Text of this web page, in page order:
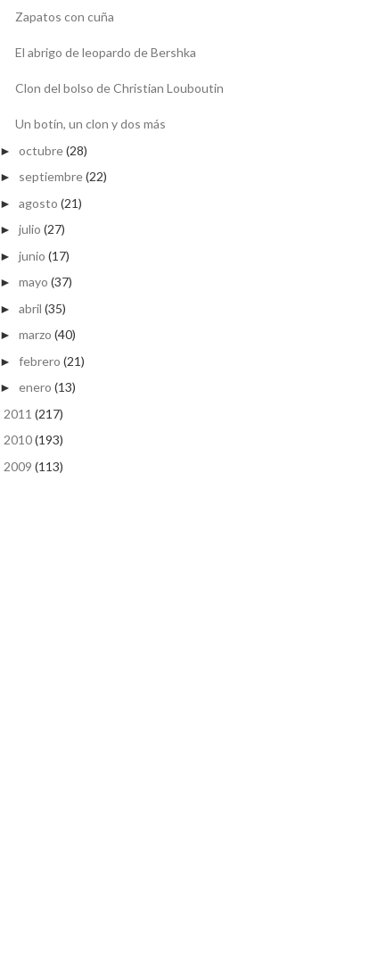
Zapatos con cuña
El abrigo de leopardo de Bershka
Clon del bolso de Christian Louboutin
Un botín, un clon y dos más
► octubre(28)
► septiembre(22)
► agosto (21)
► julio (27)
► junio (17)
► mayo (37)
► abril (35)
► marzo (40)
► febrero (21)
► enero (13)
2011 (217)
2010(193)
2009 (113)